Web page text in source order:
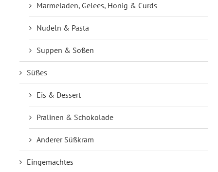
Marmeladen, Gelees, Honig & Curds
Nudeln & Pasta
Suppen & Soßen
Süßes
Eis & Dessert
Pralinen & Schokolade
Anderer Süßkram
Eingemachtes